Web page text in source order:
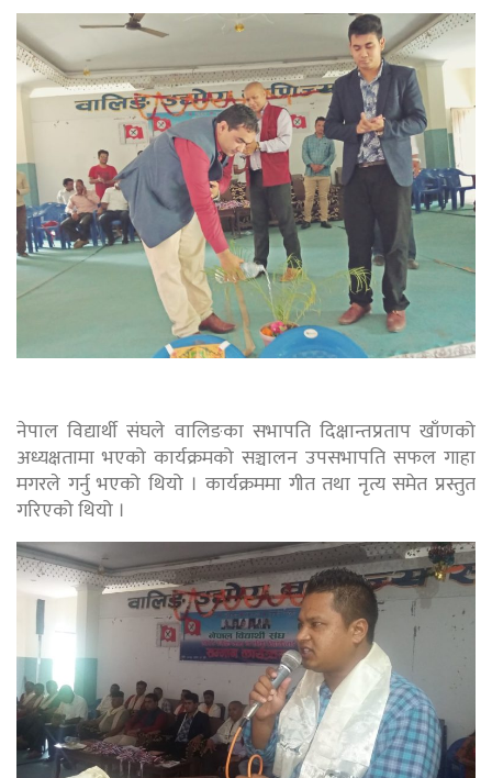
नेपाल विद्यार्थी संघले वालिङका सभापति दिक्षान्तप्रताप खाँणको
अध्यक्षतामा भएको कार्यक्रमको सञ्चालन उपसभापति सफल गाहा
मगरले गर्नु भएको थियो । कार्यक्रममा गीत तथा नृत्य समेत प्रस्तुत
गरिएको थियो ।